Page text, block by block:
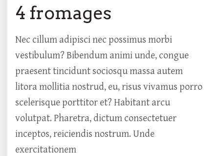
4 fromages
Nec cillum adipisci nec possimus morbi
vestibulum? Bibendum animi unde, congue
praesent tincidunt sociosqu massa autem
litora mollitia nostrud, eu, risus vivamus porro
scelerisque porttitor et? Habitant arcu
volutpat. Pharetra, dictum consectetuer
inceptos, reiciendis nostrum. Unde
exercitationem